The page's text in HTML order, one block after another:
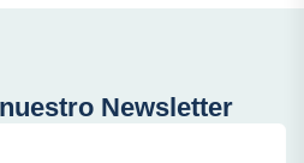
Newsletter